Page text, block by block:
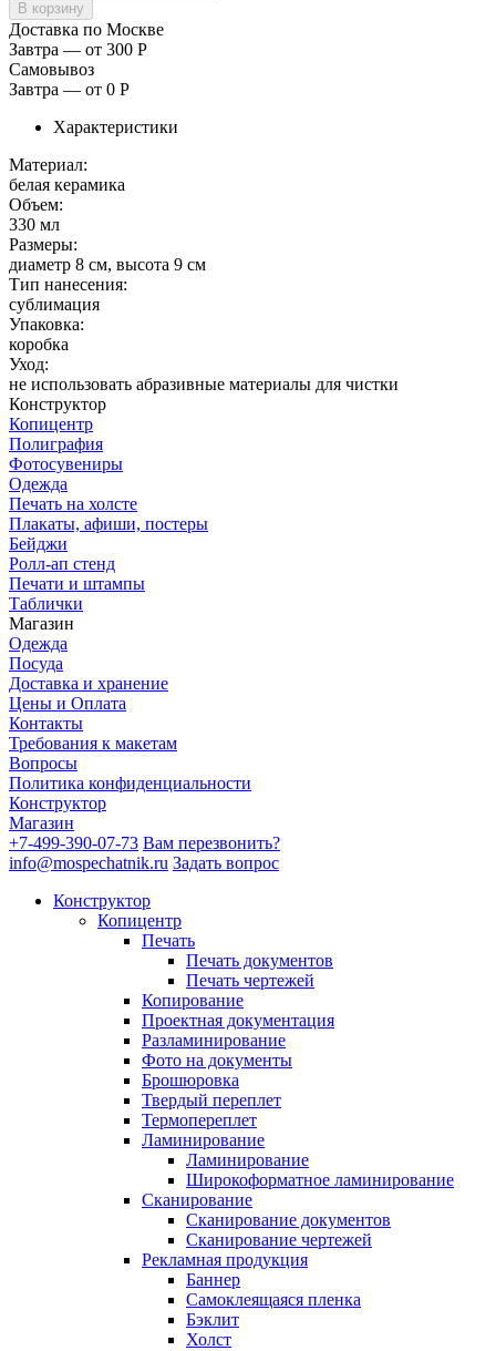
Доставка по Москве
Завтра — от 300 Р
Самовывоз
Завтра — от 0 Р
Характеристики
Материал:
белая керамика
Объем:
330 мл
Размеры:
диаметр 8 см, высота 9 см
Тип нанесения:
сублимация
Упаковка:
коробка
Уход:
не использовать абразивные материалы для чистки
Конструктор
Копицентр
Полиграфия
Фотосувениры
Одежда
Печать на холсте
Плакаты, афиши, постеры
Бейджи
Ролл-ап стенд
Печати и штампы
Таблички
Магазин
Одежда
Посуда
Доставка и хранение
Цены и Оплата
Контакты
Требования к макетам
Вопросы
Политика конфиденциальности
Конструктор
Магазин
+7-499-390-07-73 Вам перезвонить?
info@mospechatnik.ru Задать вопрос
Конструктор
Копицентр
Печать
Печать документов
Печать чертежей
Копирование
Проектная документация
Разламинирование
Фото на документы
Брошюровка
Твердый переплет
Термопереплет
Ламинирование
Ламинирование
Широкоформатное ламинирование
Сканирование
Сканирование документов
Сканирование чертежей
Рекламная продукция
Баннер
Самоклеящаяся пленка
Бэклит
Холст